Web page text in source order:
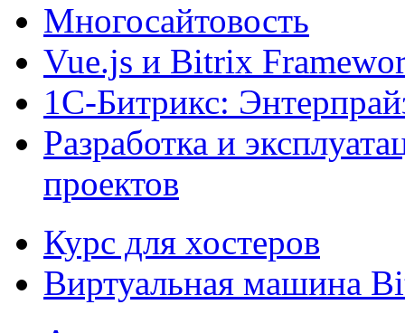
Многосайтовость
Vue.js и Bitrix
1С-Битрикс:
Разработка и
проектов
Курс для хостеров
Виртуальная машина